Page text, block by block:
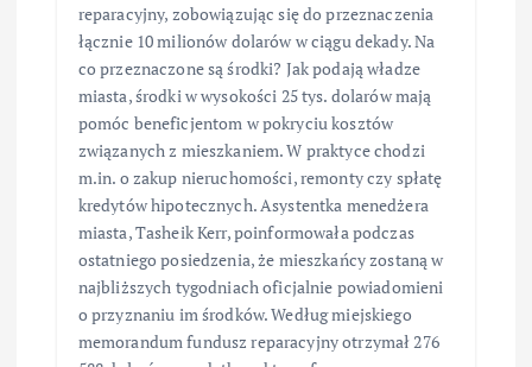
reparacyjny, zobowiązując się do przeznaczenia
łącznie 10 milionów dolarów w ciągu dekady. Na
co przeznaczone są środki? Jak podają władze
miasta, środki w wysokości 25 tys. dolarów mają
pomóc beneficjentom w pokryciu kosztów
związanych z mieszkaniem. W praktyce chodzi
m.in. o zakup nieruchomości, remonty czy spłatę
kredytów hipotecznych. Asystentka menedżera
miasta, Tasheik Kerr, poinformowała podczas
ostatniego posiedzenia, że mieszkańcy zostaną w
najbliższych tygodniach oficjalnie powiadomieni
o przyznaniu im środków. Według miejskiego
memorandum fundusz reparacyjny otrzymał 276